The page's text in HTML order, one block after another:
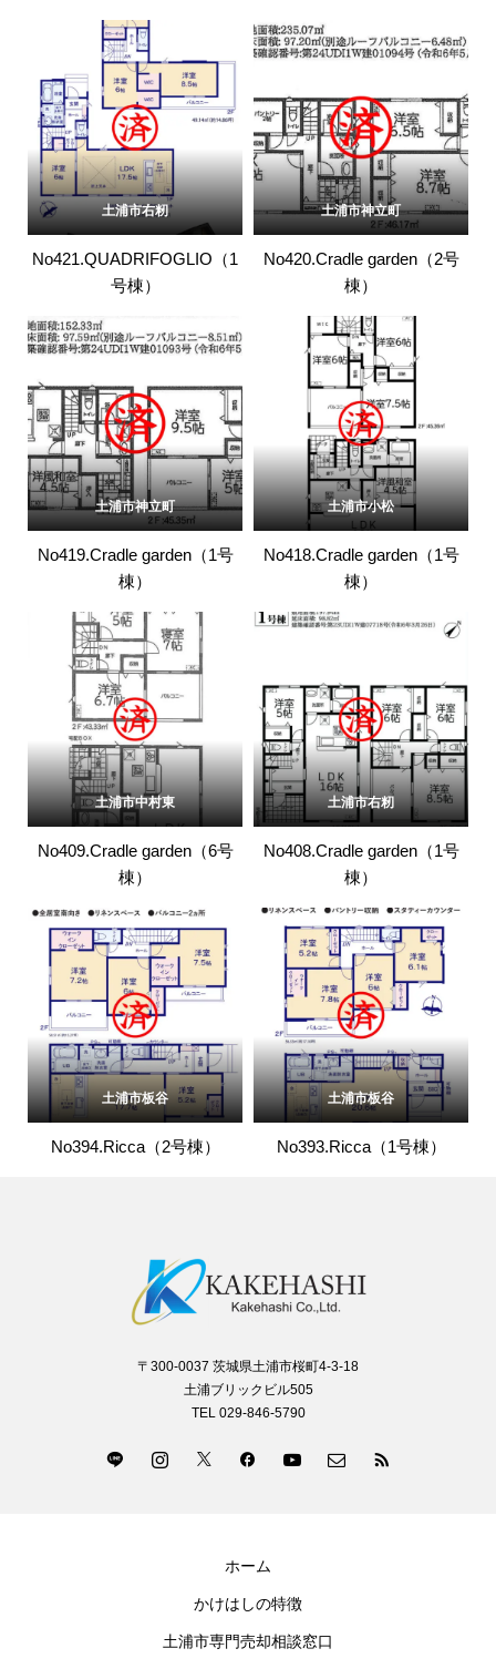
土浦市右籾
No421.QUADRIFOGLIO（1
号棟）
土浦市神立町
No420.Cradle garden（2号
棟）
土浦市神立町
No419.Cradle garden（1号
棟）
土浦市小松
No418.Cradle garden（1号
棟）
土浦市中村東
No409.Cradle garden（6号
棟）
土浦市右籾
No408.Cradle garden（1号
棟）
土浦市板谷
No394.Ricca（2号棟）
土浦市板谷
No393.Ricca（1号棟）
〒300-0037 茨城県土浦市桜町4-3-18
土浦ブリックビル505
TEL 029-846-5790
ホーム
かけはしの特徴
土浦市専門売却相談窓口